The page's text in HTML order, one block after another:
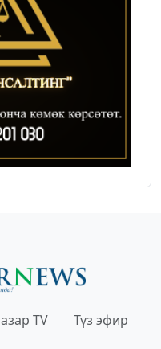
TV Түз эфир